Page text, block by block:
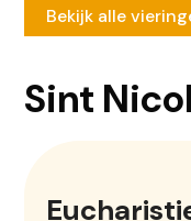
Bekijk alle
Sint